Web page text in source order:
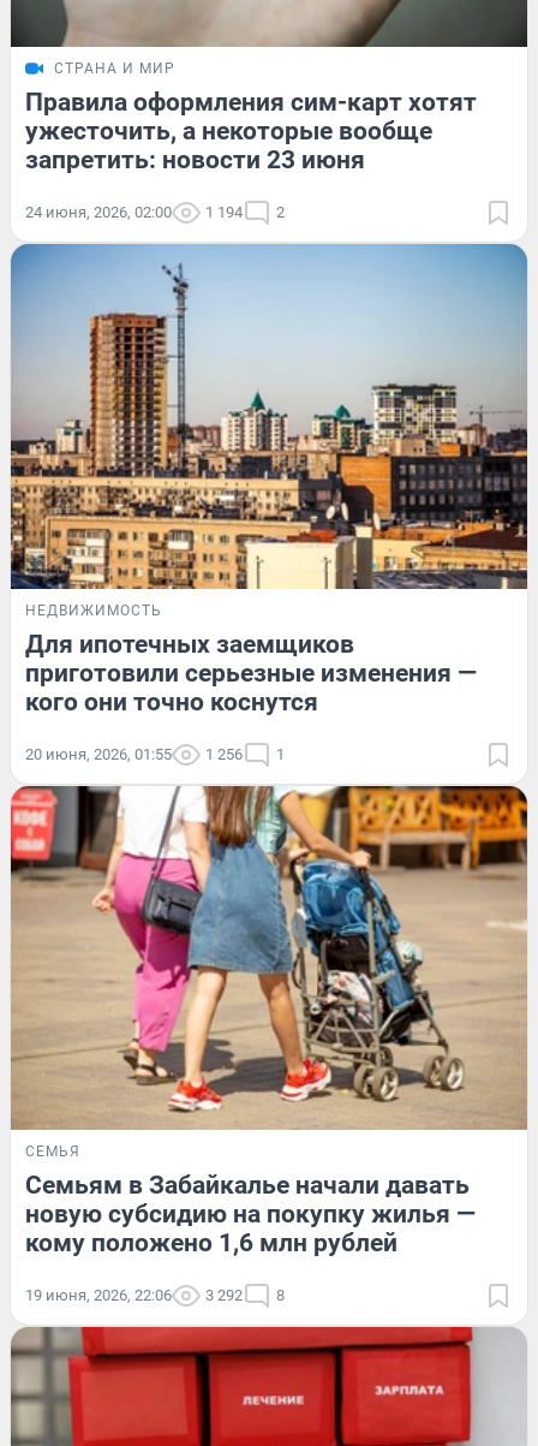
СТРАНА И МИР
Правила оформления сим-карт хотят
ужесточить, а некоторые вообще
запретить: новости 23 июня
24 июня, 2026, 02:00 1 194 2
НЕДВИЖИМОСТЬ
Для ипотечных заемщиков
приготовили серьезные изменения —
кого они точно коснутся
20 июня, 2026, 01:55 1 256 1
СЕМЬЯ
Семьям в Забайкалье начали давать
новую субсидию на покупку жилья —
кому положено 1,6 млн рублей
19 июня, 2026, 22:06 3 292 8